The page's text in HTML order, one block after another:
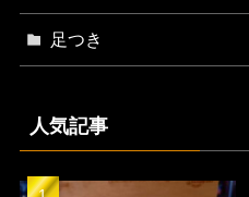
足つき
人気記事